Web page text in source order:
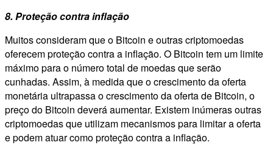
8. Proteção contra inflação
Muitos consideram que o Bitcoin e outras criptomoedas
oferecem proteção contra a inflação. O Bitcoin tem um limite
máximo para o número total de moedas que serão
cunhadas. Assim, à medida que o crescimento da oferta
monetária ultrapassa o crescimento da oferta de Bitcoin, o
preço do Bitcoin deverá aumentar. Existem inúmeras outras
criptomoedas que utilizam mecanismos para limitar a oferta
e podem atuar como proteção contra a inflação.